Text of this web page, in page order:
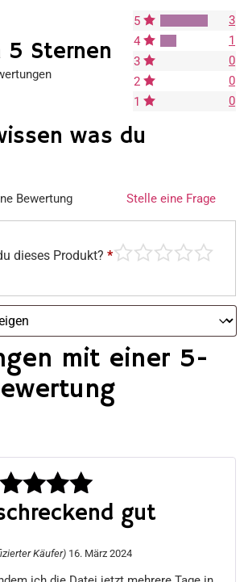
5 Sternen
5
3
4
1
3
0
2
0
1
0
was du
Bewertung Stelle eine Frage
dieses Produkt? *
mit einer 5-
gut
Käufer) 16. März 2024